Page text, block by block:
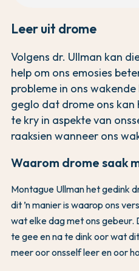
Leer uit drome
Volgens dr. Ullman kan
help om ons emosies
probleme in ons
geglo dat drome ons kan
te kry in aspekte van
raaksien wanneer ons
Waarom drome saak
Montague Ullman het gedink
dit ’n manier is waarop ons
wat elke dag met ons gebeur.
te gee en na te dink oor wat
meer oor onsself leer en oor